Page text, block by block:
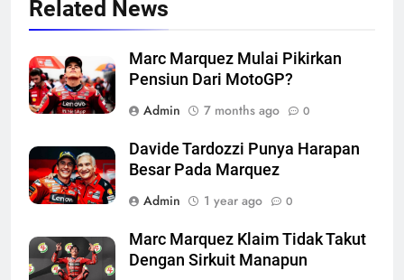
Related News
Marc Marquez Mulai Pikirkan
Pensiun Dari MotoGP?
Admin
7 months ago 0
Davide Tardozzi Punya Harapan
Besar Pada Marquez
Admin
1 year ago 0
Marc Marquez Klaim Tidak Takut
Dengan Sirkuit Manapun